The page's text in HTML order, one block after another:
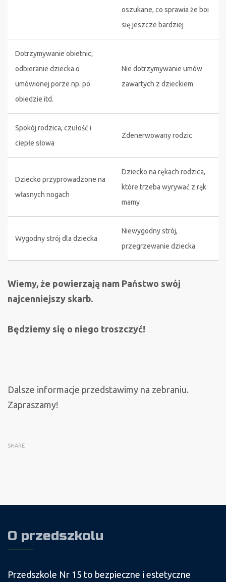
oszukane, co sprawia że boi
się jeszcze bardziej
Dotrzymywanie obietnic;
odbieranie dziecka o
umówionej porze np. po
obiedzie itd.
Nie dotrzymywanie umów
zawartych z dzieckiem
Spokój rodzica, czułość i
ciepłe słowa
Zdenerwowany rodzic
Dziecko przyprowadzone na
własnych nogach
Dziecko na rękach rodzica,
które trzeba wyrywać z rąk
mamy
Wygodny strój dla dziecka
Niewygodny strój,
przegrzewanie dziecka
Wiemy, że powierzają nam Państwo swój
najcenniejszy skarb.
Będziemy się o niego troszczyć!
Dalsze informacje przedstawimy na zebraniu.
Zapraszamy!
SHARE
O przedszkolu
Przedszkole Nr 15 to bezpieczne i estetyczne